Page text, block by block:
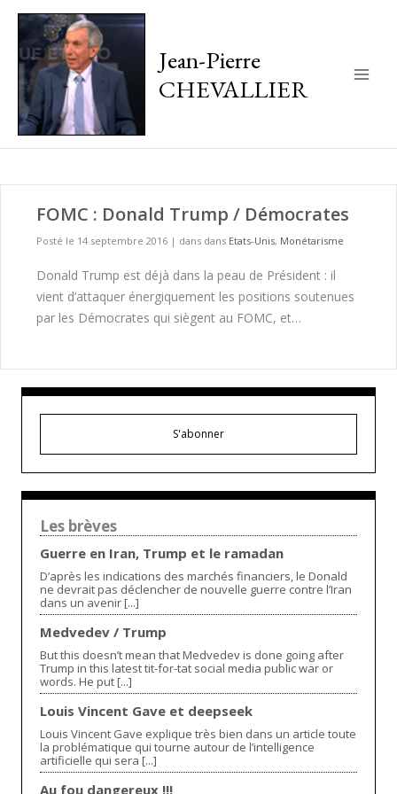
Jean-Pierre
CHEVALLIER
FOMC : Donald Trump / Démocrates
Posté le 14 septembre 2016 | dans dans Etats-Unis, Monétarisme
Donald Trump est déjà dans la peau de Président : il
vient d’attaquer énergiquement les positions soutenues
par les Démocrates qui siègent au FOMC, et…
S'abonner
Les brèves
Guerre en Iran, Trump et le ramadan
D’après les indications des marchés financiers, le Donald
ne devrait pas déclencher de nouvelle guerre contre l’Iran
dans un avenir [...]
Medvedev / Trump
But this doesn’t mean that Medvedev is done going after
Trump in this latest tit-for-tat social media public war or
words. He put [...]
Louis Vincent Gave et deepseek
Louis Vincent Gave explique très bien dans un article toute
la problématique qui tourne autour de l’intelligence
artificielle qui sera [...]
Au fou dangereux !!!